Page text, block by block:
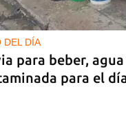
DEL DÍA
para beber, agua
para el